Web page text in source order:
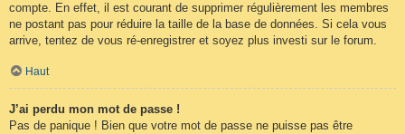
compte. En effet, il est courant de supprimer régulièrement les membres
ne postant pas pour réduire la taille de la base de données. Si cela vous
arrive, tentez de vous ré-enregistrer et soyez plus investi sur le forum.
Haut
J’ai perdu mon mot de passe !
Pas de panique ! Bien que votre mot de passe ne puisse pas être